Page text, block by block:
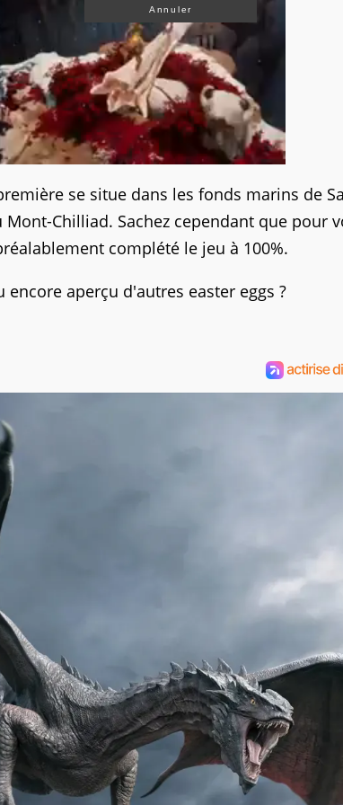
Annuler
se situe dans les fonds marins de
Chilliad. Sachez cependant que pour
complété le jeu à 100%.
aperçu d'autres easter eggs ?